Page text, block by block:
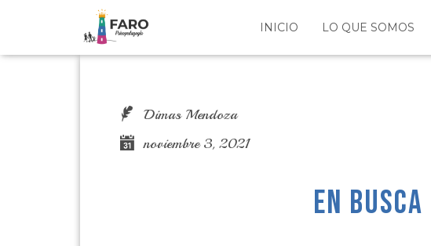
INICIO LO QUE SOMOS
Dimas Mendoza
noviembre 3, 2021
En